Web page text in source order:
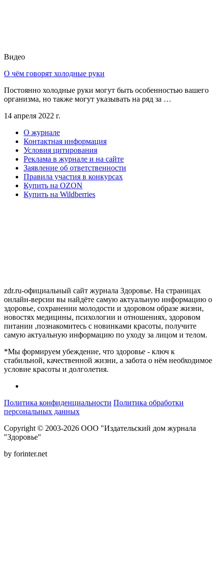
Видео
О чём говорят холодные руки
Постоянно холодные руки могут быть особенностью вашего
организма, но также могут указывать на ряд за …
14 апреля 2022 г.
О журнале
Контактная информация
Условия цитирования
Реклама в журнале и на сайте
Заявление об ответственности
Правила участия в конкурсах
Купить на OZON
Купить на Wildberries
zdr.ru-официальный сайт журнала Здоровье. На страницах
онлайн-версии вы найдёте самую актуальную информацию о
здоровье, сохранении молодости и здоровом образе жизни,
новостях медицины, психологии и отношениях, здоровом
питании ,познакомитесь с новинками красоты, получите
самую актуальную информацию по уходу за лицом и телом.
*Мы формируем убеждение, что здоровье - ключ к
стабильной, качественной жизни, а забота о нём необходимое
условие красоты и долголетия.
Политика конфиденциальности Политика обработки
персональных данных
Copyright © 2003-2026 ООО "Издательский дом журнала
"Здоровье"
by forinter.net